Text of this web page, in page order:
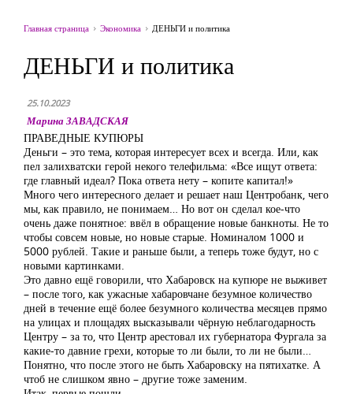
Главная страница Экономика ДЕНЬГИ и политика
ДЕНЬГИ и политика
25.10.2023
Марина ЗАВАДСКАЯ
ПРАВЕДНЫЕ КУПЮРЫ
Деньги – это тема, которая интересует всех и всегда. Или, как
пел залихватски герой некого телефильма: «Все ищут ответа:
где главный идеал? Пока ответа нету – копите капитал!»
Много чего интересного делает и решает наш Центробанк, чего
мы, как правило, не понимаем… Но вот он сделал кое-что
очень даже понятное: ввёл в обращение новые банкноты. Не то
чтобы совсем новые, но новые старые. Номиналом 1000 и
5000 рублей. Такие и раньше были, а теперь тоже будут, но с
новыми картинками.
Это давно ещё говорили, что Хабаровск на купюре не выживет
– после того, как ужасные хабаровчане безумное количество
дней в течение ещё более безумного количества месяцев прямо
на улицах и площадях высказывали чёрную неблагодарность
Центру – за то, что Центр арестовал их губернатора Фургала за
какие-то давние грехи, которые то ли были, то ли не были…
Понятно, что после этого не быть Хабаровску на пятихатке. А
чтоб не слишком явно – другие тоже заменим.